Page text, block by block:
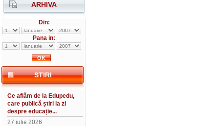
ARHIVA
Din:
Pana in:
STIRI
Ce aflăm de la Edupedu,
care publică știri la zi
despre educație...
27 iulie 2026